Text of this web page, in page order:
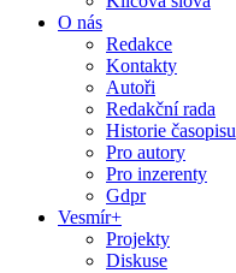
O nás
Redakce
Kontakty
Autoři
Redakční rada
Historie časopisu
Pro autory
Pro inzerenty
Gdpr
Vesmír+
Projekty
Diskuse